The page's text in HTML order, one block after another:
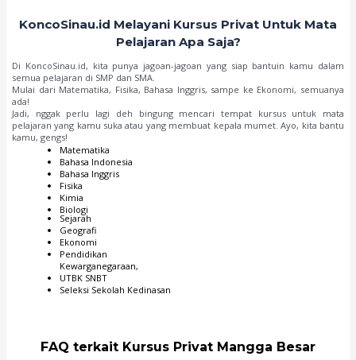
KoncoSinau.id Melayani Kursus Privat Untuk Mata
Pelajaran Apa Saja?
Di KoncoSinau.id, kita punya jagoan-jagoan yang siap bantuin kamu dalam
semua pelajaran di SMP dan SMA.
Mulai dari Matematika, Fisika, Bahasa Inggris, sampe ke Ekonomi, semuanya
ada!
Jadi, nggak perlu lagi deh bingung mencari tempat kursus untuk mata
pelajaran yang kamu suka atau yang membuat kepala mumet. Ayo, kita bantu
kamu, gengs!
Matematika
Bahasa Indonesia
Bahasa Inggris
Fisika
Kimia
Biologi
Sejarah
Geografi
Ekonomi
Pendidikan
Kewarganegaraan,
UTBK SNBT
Seleksi Sekolah Kedinasan
FAQ terkait Kursus Privat Mangga Besar